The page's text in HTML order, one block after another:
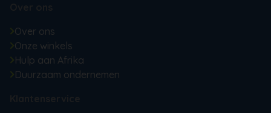
Over ons
Onze winkels
Hulp aan Afrika
Duurzaam ondernemen